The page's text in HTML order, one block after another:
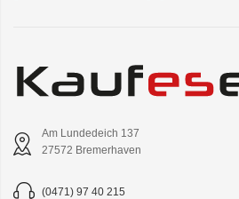
Am Lundedeich 137
27572 Bremerhaven
(0471) 97 40 215